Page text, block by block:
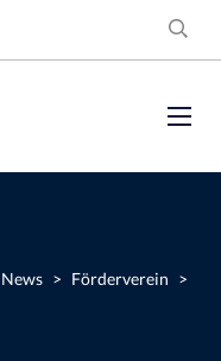
News > Förderverein >